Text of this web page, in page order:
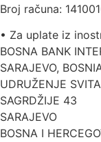
Broj računa:
• Za uplate iz
BOSNA BANK
SARAJEVO,
UDRUŽENJE
SAGRDŽIJE 43
SARAJEVO
BOSNA I